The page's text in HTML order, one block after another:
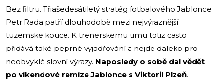
Bez filtru. Třiašedesátiletý stratég fotbalového Jablonce
Petr Rada patří dlouhodobě mezi nejvýraznější
tuzemské kouče. K trenérskému umu totiž často
přidává také peprné vyjadřování a nejde daleko pro
neobvyklé slovní výrazy. Naposledy o sobě dal vědět
po víkendové remíze Jablonce s Viktorií Plzeň.